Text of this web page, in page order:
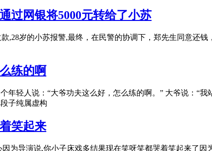
过网银将5000元转给了小苏
,28岁的小苏报警,最终，在民警的协调下，郑先生同意还
练的啊
年轻人说：“大爷功夫这么好，怎么练的啊。” 大爷说：“
子纯属虚构
笑起来
为导演说,你小子床戏多结果现在笑呀笑都哭着笑起来了